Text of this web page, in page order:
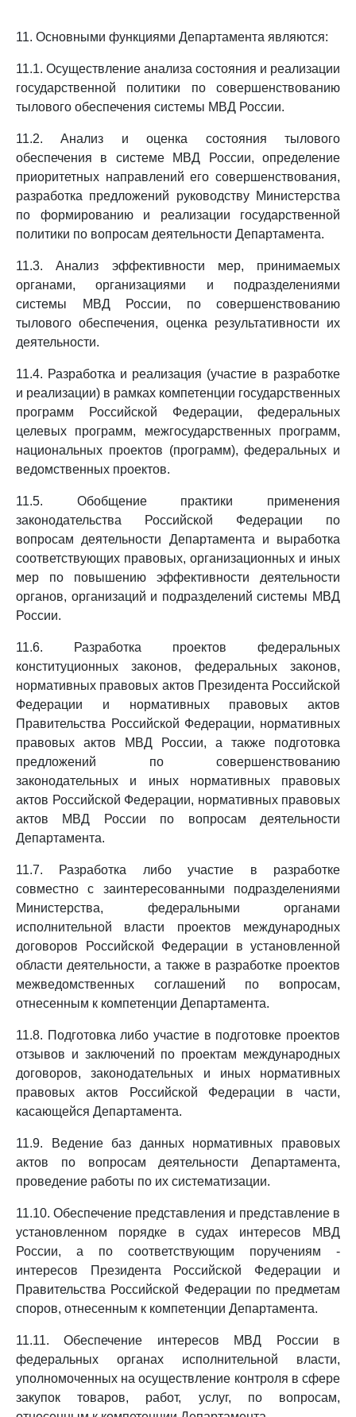
11. Основными функциями Департамента являются:
11.1. Осуществление анализа состояния и реализации
государственной политики по совершенствованию
тылового обеспечения системы МВД России.
11.2. Анализ и оценка состояния тылового
обеспечения в системе МВД России, определение
приоритетных направлений его совершенствования,
разработка предложений руководству Министерства
по формированию и реализации государственной
политики по вопросам деятельности Департамента.
11.3. Анализ эффективности мер, принимаемых
органами, организациями и подразделениями
системы МВД России, по совершенствованию
тылового обеспечения, оценка результативности их
деятельности.
11.4. Разработка и реализация (участие в разработке
и реализации) в рамках компетенции государственных
программ Российской Федерации, федеральных
целевых программ, межгосударственных программ,
национальных проектов (программ), федеральных и
ведомственных проектов.
11.5. Обобщение практики применения
законодательства Российской Федерации по
вопросам деятельности Департамента и выработка
соответствующих правовых, организационных и иных
мер по повышению эффективности деятельности
органов, организаций и подразделений системы МВД
России.
11.6. Разработка проектов федеральных
конституционных законов, федеральных законов,
нормативных правовых актов Президента Российской
Федерации и нормативных правовых актов
Правительства Российской Федерации, нормативных
правовых актов МВД России, а также подготовка
предложений по совершенствованию
законодательных и иных нормативных правовых
актов Российской Федерации, нормативных правовых
актов МВД России по вопросам деятельности
Департамента.
11.7. Разработка либо участие в разработке
совместно с заинтересованными подразделениями
Министерства, федеральными органами
исполнительной власти проектов международных
договоров Российской Федерации в установленной
области деятельности, а также в разработке проектов
межведомственных соглашений по вопросам,
отнесенным к компетенции Департамента.
11.8. Подготовка либо участие в подготовке проектов
отзывов и заключений по проектам международных
договоров, законодательных и иных нормативных
правовых актов Российской Федерации в части,
касающейся Департамента.
11.9. Ведение баз данных нормативных правовых
актов по вопросам деятельности Департамента,
проведение работы по их систематизации.
11.10. Обеспечение представления и представление в
установленном порядке в судах интересов МВД
России, а по соответствующим поручениям -
интересов Президента Российской Федерации и
Правительства Российской Федерации по предметам
споров, отнесенным к компетенции Департамента.
11.11. Обеспечение интересов МВД России в
федеральных органах исполнительной власти,
уполномоченных на осуществление контроля в сфере
закупок товаров, работ, услуг, по вопросам,